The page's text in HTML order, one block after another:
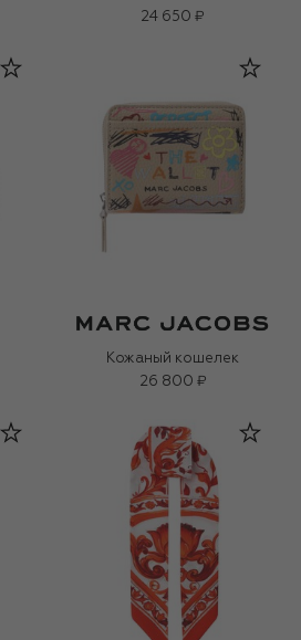
24 650 ₽
Кожаный кошелек
26 800 ₽